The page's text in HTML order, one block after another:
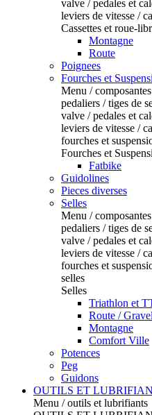
valve / pedales et
leviers de vitesse /
Cassettes et roue-
Montagne
Route
Poignees
Fourches et
Menu /
pedaliers / tiges de
valve / pedales et
leviers de vitesse /
fourches et
Fourches et
Fatbike
Guidolines
Pieces diverses
Selles
Menu /
pedaliers / tiges de
valve / pedales et
leviers de vitesse /
fourches et
selles
Selles
Triathlon et
Route / Gravel
Montagne
Comfort Ville
Potences
Peg
Guidons
OUTILS ET
Menu / outils et lubrifiants